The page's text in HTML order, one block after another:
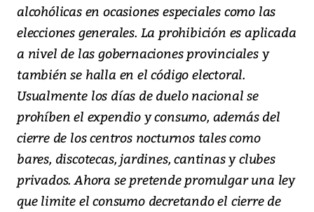
alcohólicas en ocasiones especiales como las
elecciones generales. La prohibición es aplicada
a nivel de las gobernaciones provinciales y
también se halla en el código electoral.
Usualmente los días de duelo nacional se
prohíben el expendio y consumo, además del
cierre de los centros nocturnos tales como
bares, discotecas, jardines, cantinas y clubes
privados. Ahora se pretende promulgar una ley
que limite el consumo decretando el cierre de